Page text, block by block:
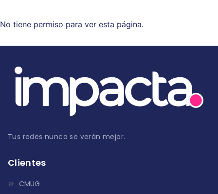
No tiene permiso para ver esta página.
Tus redes nunca se verán mejor.
Clientes
CMUG